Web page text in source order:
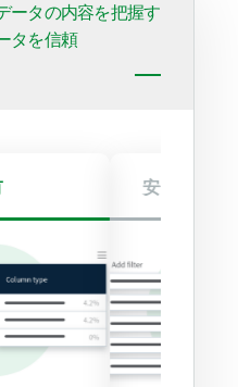
ータの内容を把握す
タを信頼
安全なアク